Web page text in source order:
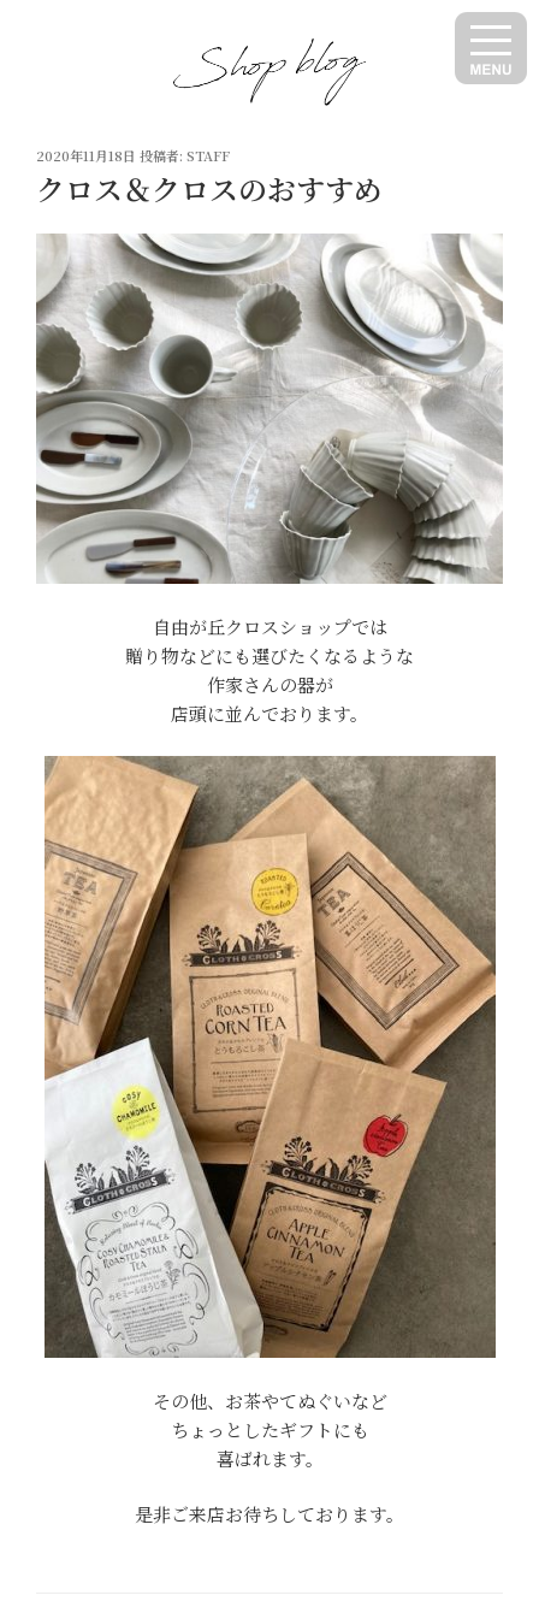
投
稿
日:
2020年11月18日 投稿者: STAFF
クロス＆クロスのおすすめ
自由が丘クロスショップでは
贈り物などにも選びたくなるような
作家さんの器が
店頭に並んでおります。
その他、お茶やてぬぐいなど
ちょっとしたギフトにも
喜ばれます。
是非ご来店お待ちしております。